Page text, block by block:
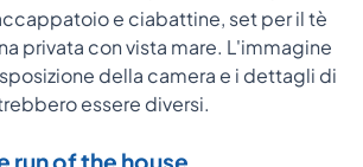
e ciabattine, set per il tè
privata con vista mare. L'immagine
della camera e i dettagli di
essere diversi.
run of the house